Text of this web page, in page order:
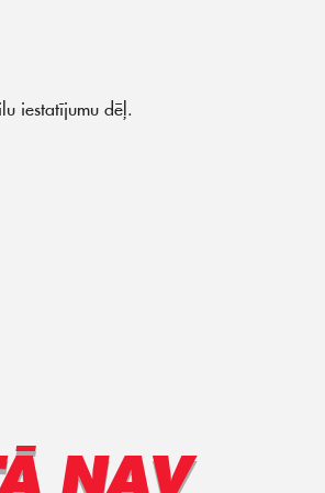
iestatījumu dēļ.